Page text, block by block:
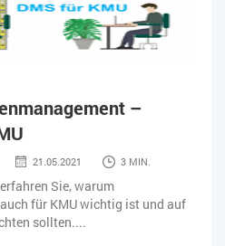
–
21.05.2021 3 MIN.
Sie, warum
für KMU wichtig ist und auf
sollten....